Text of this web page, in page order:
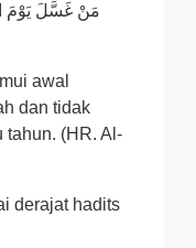
مَنْ غَسَّلَ يَوْمَ
awal
dan tidak
tahun. (HR. Al-
derajat hadits